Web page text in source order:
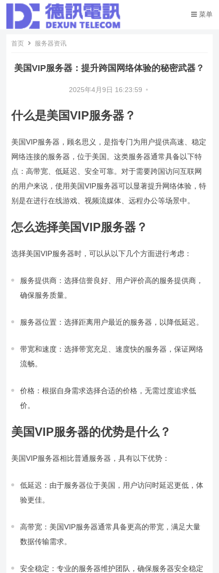
菜单
首页 服务器资讯
美国VIP服务器：提升跨国网络体验的秘密武器？
2025年4月9日 16:23:59 •
什么是美国VIP服务器？
美国VIP服务器，顾名思义，是指专门为用户提供高速、稳定
网络连接的服务器，位于美国。这类服务器通常具备以下特
点：高带宽、低延迟、安全可靠。对于需要跨国访问互联网
的用户来说，使用美国VIP服务器可以显著提升网络体验，特
别是在进行在线游戏、视频流媒体、远程办公等场景中。
怎么选择美国VIP服务器？
选择美国VIP服务器时，可以从以下几个方面进行考虑：
服务提供商：选择信誉良好、用户评价高的服务提供商，
确保服务质量。
服务器位置：选择距离用户最近的服务器，以降低延迟。
带宽和速度：选择带宽充足、速度快的服务器，保证网络
流畅。
价格：根据自身需求选择合适的价格，无需过度追求低
价。
美国VIP服务器的优势是什么？
美国VIP服务器相比普通服务器，具有以下优势：
低延迟：由于服务器位于美国，用户访问时延迟更低，体
验更佳。
高带宽：美国VIP服务器通常具备更高的带宽，满足大量
数据传输需求。
安全稳定：专业的服务器维护团队，确保服务器安全稳定